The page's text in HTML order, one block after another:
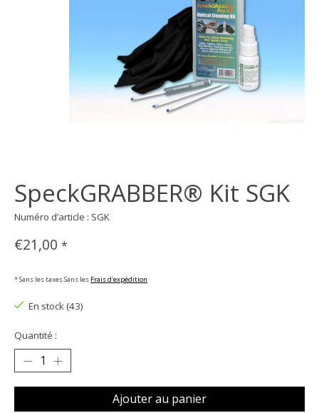
SpeckGRABBER® Kit SGK
Numéro d’article : SGK
€21,00 *
* Sans les taxes Sans les Frais d'expédition
En stock (43)
Quantité :
Ajouter au panier